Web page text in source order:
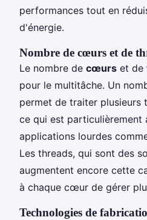
performances tout en
d'énergie.
Nombre de cœurs et de
Le nombre de cœurs et de
pour le multitâche. Un
permet de traiter plusieurs
ce qui est particulièrement
applications lourdes
Les threads, qui sont des
augmentent encore cette
à chaque cœur de gérer
Technologies de